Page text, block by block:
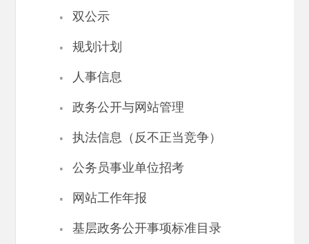
· 双公示
· 规划计划
· 人事信息
· 政务公开与网站管理
· 执法信息（反不正当竞争）
· 公务员事业单位招考
· 网站工作年报
· 基层政务公开事项标准目录